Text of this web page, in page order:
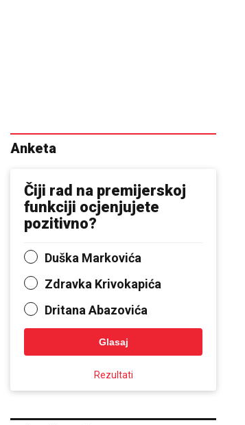
Anketa
Čiji rad na premijerskoj
funkciji ocjenjujete
pozitivno?
Duška Markovića
Zdravka Krivokapića
Dritana Abazovića
Glasaj
Rezultati